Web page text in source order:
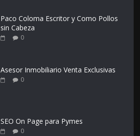
Paco Coloma Escritor y Como Pollos
sin Cabeza
0
Asesor Inmobiliario Venta Exclusivas
0
SEO On Page para Pymes
0